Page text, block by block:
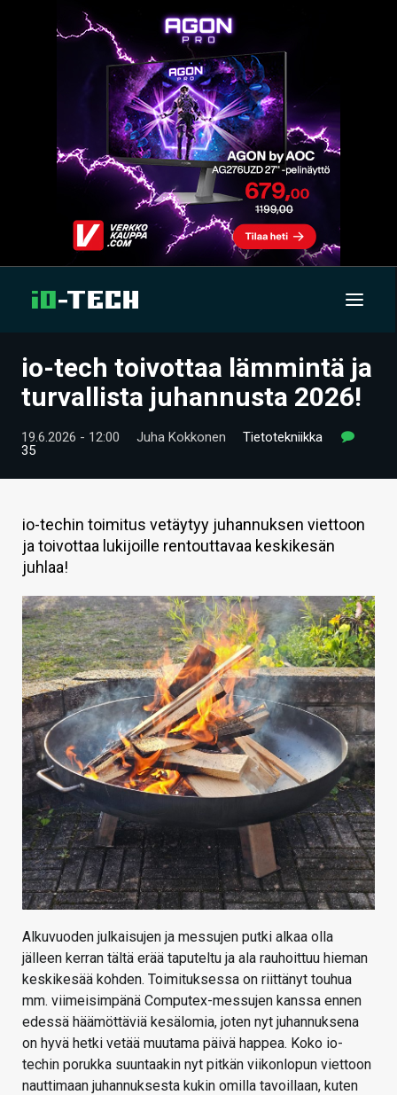
UUTISET
VIDEOT
TIETOA
HINTA.FI
KAUPPA
VAIHDA TEEMA
HAKU
io-tech toivottaa lämmintä ja
turvallista juhannusta 2026!
19.6.2026 - 12:00 Juha Kokkonen
Tietotekniikka
35
io-techin toimitus vetäytyy juhannuksen viettoon
ja toivottaa lukijoille rentouttavaa keskikesän
juhlaa!
Alkuvuoden julkaisujen ja messujen putki alkaa olla
jälleen kerran tältä erää taputeltu ja ala rauhoittuu hieman
keskikesää kohden. Toimituksessa on riittänyt touhua
mm. viimeisimpänä Computex-messujen kanssa ennen
edessä häämöttäviä kesälomia, joten nyt juhannuksena
on hyvä hetki vetää muutama päivä happea. Koko io-
techin porukka suuntaakin nyt pitkän viikonlopun viettoon
nauttimaan juhannuksesta kukin omilla tavoillaan, kuten